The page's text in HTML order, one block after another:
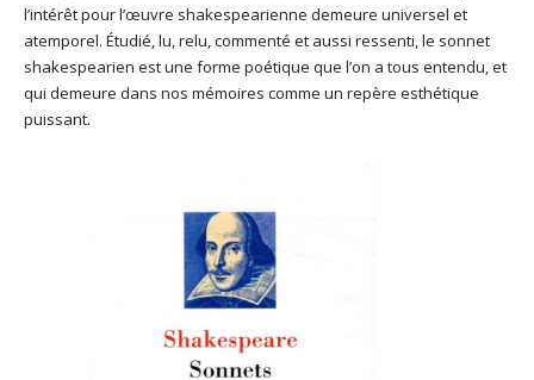
l’intérêt pour l’œuvre shakespearienne demeure universel et
atemporel. Étudié, lu, relu, commenté et aussi ressenti, le sonnet
shakespearien est une forme poétique que l’on a tous entendu, et
qui demeure dans nos mémoires comme un repère esthétique
puissant.